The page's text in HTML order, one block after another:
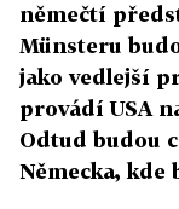
němečtí
Münsteru
jako vedlejší
provádí USA
Odtud budou
Německa, kde